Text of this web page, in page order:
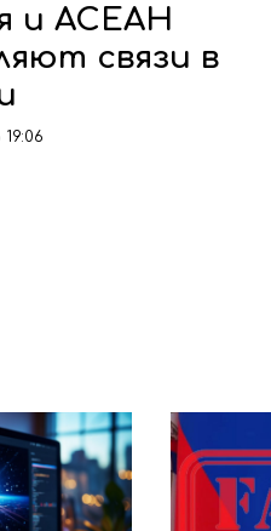
и АСЕАН
связи в